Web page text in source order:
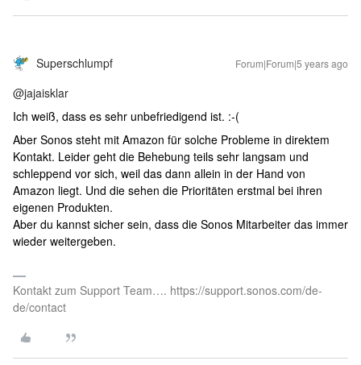
Superschlumpf Forum|Forum|5 years ago
@jajaisklar
Ich weiß, dass es sehr unbefriedigend ist. :-(
Aber Sonos steht mit Amazon für solche Probleme in direktem
Kontakt. Leider geht die Behebung teils sehr langsam und
schleppend vor sich, weil das dann allein in der Hand von
Amazon liegt. Und die sehen die Prioritäten erstmal bei ihren
eigenen Produkten.
Aber du kannst sicher sein, dass die Sonos Mitarbeiter das immer
wieder weitergeben.
Kontakt zum Support Team…. https://support.sonos.com/de-
de/contact